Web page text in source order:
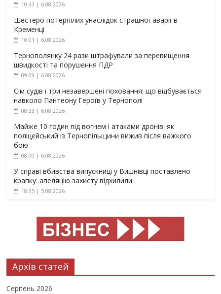
10:43 | 6.08.2026
Шестеро потерпілих унаслідок страшної аварії в
Кременці
10:01 | 6.08.2026
Тернополянку 24 рази штрафували за перевищення
швидкості та порушення ПДР
09:09 | 6.08.2026
Сім судів і три незавершені поховання: що відбувається
навколо Пантеону Героїв у Тернополі
08:33 | 6.08.2026
Майже 10 годин під вогнем і атаками дронів: як
поліцейський із Тернопільщини вижив після важкого
бою
08:00 | 6.08.2026
У справі вбивства випускниці у Вишнівці поставлено
крапку: апеляцію захисту відхилили
18:35 | 5.08.2026
Архів статей
Серпень 2026